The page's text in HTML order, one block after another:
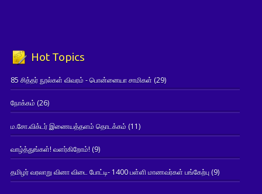
Hot Topics
85 சித்தர் நூல்கள் விவரம் - பொன்னையா சாமிகள் (29)
நோக்கம் (26)
ம.சோ.விக்டர் இணையத்தளம் தொடக்கம் (11)
வாழ்த்துங்கள்! வளர்கிறோம்! (9)
தமிழர் வரலாறு வினா விடை போட்டி- 1400 பள்ளி மாணவர்கள் பங்கேற்பு(9)